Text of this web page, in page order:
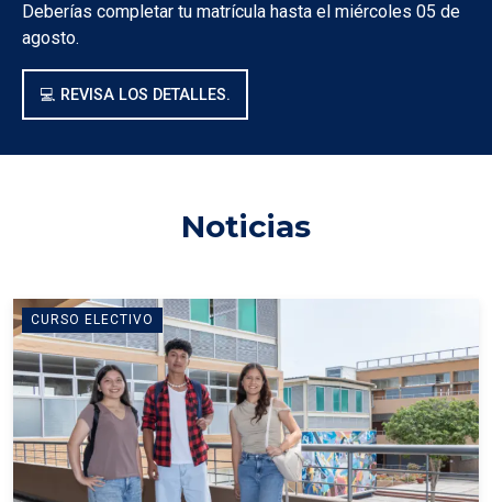
Deberías completar tu matrícula hasta el miércoles 05 de
agosto.
💻 REVISA LOS DETALLES.
Noticias
CURSO ELECTIVO